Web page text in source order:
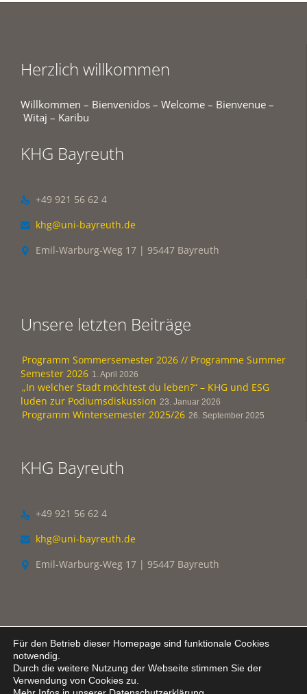
Herzlich willkommen
Willkommen – Bienvenidos – Welcome – Bienvenue –
Witaj – Karibu
KHG Bayreuth
 +49 921 56 62 4
 khg@uni-bayreuth.de
 Emil-Warburg-Weg 17 | 95447 Bayreuth
Unsere letzten Beiträge
Programm Sommersemester 2026 // Programme Summer
Semester 2026 1. April 2026
„In welcher Stadt möchtest du leben?“ – KHG und ESG
luden zur Podiumsdiskussion 23. Januar 2026
Programm Wintersemester 2025/26 26. September 2025
KHG Bayreuth
 +49 921 56 62 4
 khg@uni-bayreuth.de
 Emil-Warburg-Weg 17 | 95447 Bayreuth
© KHG Bayreuth
Für den Betrieb dieser Homepage sind funktionale Cookies
notwendig.
Durch die weitere Nutzung der Webseite stimmen Sie der
Verwendung von Cookies zu.